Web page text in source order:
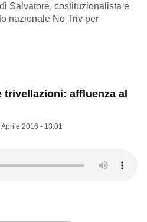
Salvatore, costituzionalista e
nazionale No Triv per
trivellazioni: affluenza al
2016 - 13:01